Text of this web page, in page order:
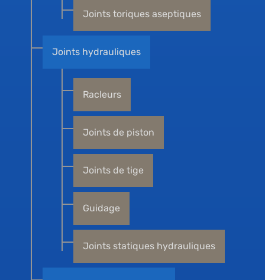
Joints toriques aseptiques
Joints hydrauliques
Racleurs
Joints de piston
Joints de tige
Guidage
Joints statiques hydrauliques